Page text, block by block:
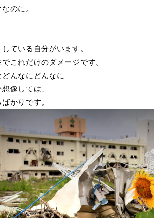
のに。
ている自分がいます。
これだけのダメージです。
んなにどんなに
像しては、
かりです。